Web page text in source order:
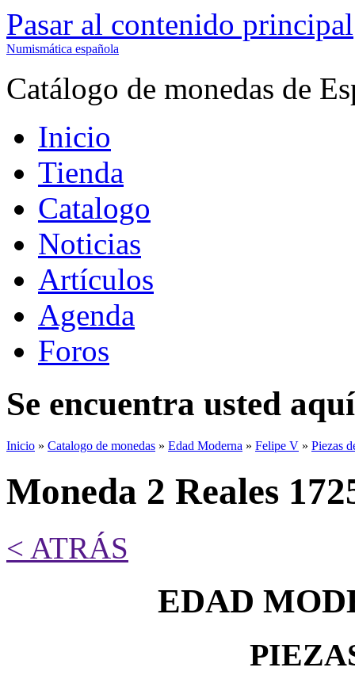
Pasar al contenido principal
Numismática española
Catálogo de monedas de
Inicio
Tienda
Catalogo
Noticias
Artículos
Agenda
Foros
Se encuentra usted aquí
Inicio » Catalogo de monedas » Edad Moderna » Felipe V » Piezas
Moneda 2 Reales
< ATRÁS
EDAD